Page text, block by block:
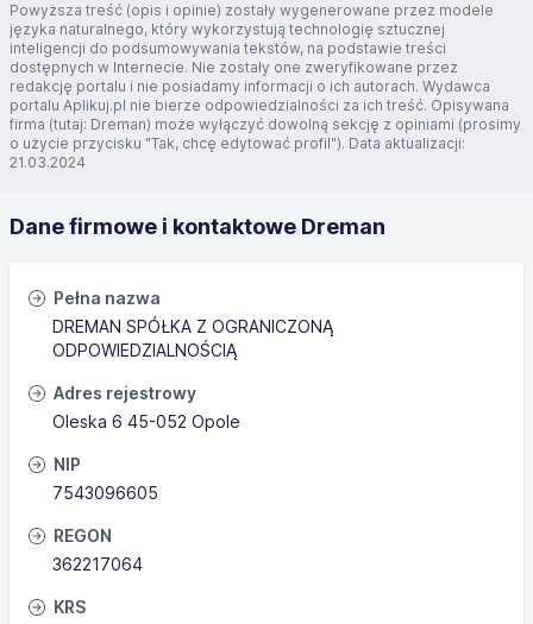
Powyższa treść (opis i opinie) zostały wygenerowane przez modele
języka naturalnego, który wykorzystują technologię sztucznej
inteligencji do podsumowywania tekstów, na podstawie treści
dostępnych w Internecie. Nie zostały one zweryfikowane przez
redakcję portalu i nie posiadamy informacji o ich autorach. Wydawca
portalu Aplikuj.pl nie bierze odpowiedzialności za ich treść. Opisywana
firma (tutaj: Dreman) może wyłączyć dowolną sekcję z opiniami (prosimy
o użycie przycisku "Tak, chcę edytować profil"). Data aktualizacji:
21.03.2024
Dane firmowe i kontaktowe Dreman
Pełna nazwa
DREMAN SPÓŁKA Z OGRANICZONĄ
ODPOWIEDZIALNOŚCIĄ
Adres rejestrowy
Oleska 6 45-052 Opole
NIP
7543096605
REGON
362217064
KRS